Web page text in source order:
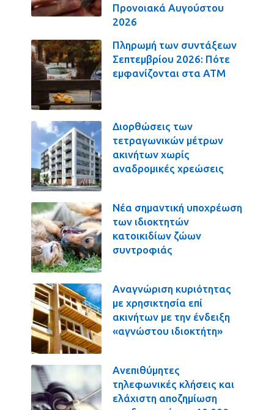
Προνοιακά Αυγούστου
2026
Πληρωμή των συντάξεων
Σεπτεμβρίου 2026: Πότε
εμφανίζονται στα ΑΤΜ
Διορθώσεις των
τετραγωνικών μέτρων
ακινήτων χωρίς
αναδρομικές χρεώσεις
Νέα σημαντική υποχρέωση
των ιδιοκτητών
κατοικιδίων ζώων
συντροφιάς
Αναγνώριση κυριότητας
με χρησικτησία επί
ακινήτων με την ένδειξη
«αγνώστου ιδιοκτήτη»
Ανεπιθύμητες
τηλεφωνικές κλήσεις και
ελάχιστη αποζημίωση